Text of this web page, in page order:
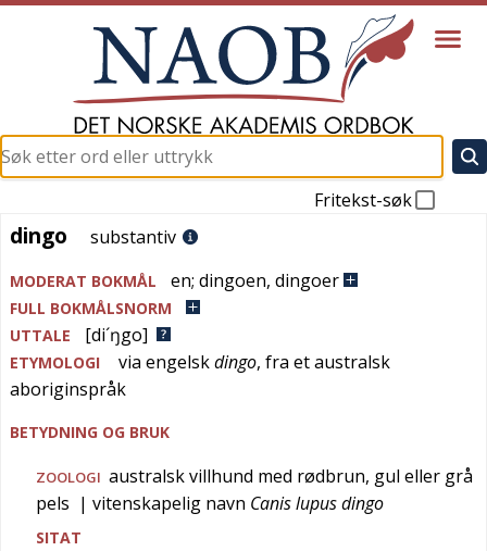
Fritekst-søk
dingo
dingo substantiv
MODERAT BOKMÅL en; dingoen, dingoer
FULL BOKMÅLSNORM
UTTALE
[di´ŋgo]
ETYMOLOGI via engelskdingo, fra et australsk
aboriginspråk
BETYDNING OG BRUK
ZOOLOGI australsk villhund med rødbrun, gul eller grå
pels | vitenskapelig navn Canis lupus dingo
SITAT